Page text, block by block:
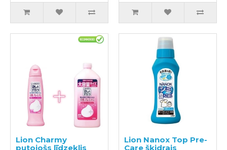
Lion Charmy
putojošs līdzeklis
Lion Nanox Top Pre-
Care šķidrais